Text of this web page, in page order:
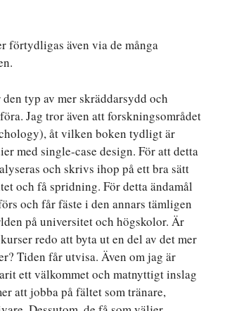
förtydligas även via de många
typ av mer skräddarsydd och
Jag tror även att forskningsområdet
åt vilken boken tydligt är
med single-case design. För att detta
och skrivs ihop på ett bra sätt
och få spridning. För detta ändamål
och får fäste i den annars tämligen
på universitet och högskolor. Är
redo att byta ut en del av det mer
Tiden får utvisa. Även om jag är
ett välkommet och matnyttigt inslag
att jobba på fältet som tränare,